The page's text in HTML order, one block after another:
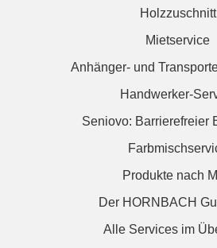
Holzzuschnitt
Mietservice
Anhänger- und
Handwerker-
Seniovo: Barrierefreier
Produkte nach
Der HORNBACH
Alle Services im